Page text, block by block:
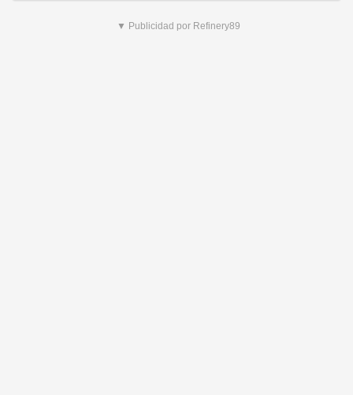
▼ Publicidad por Refinery89